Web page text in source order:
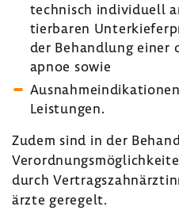
tech­nisch indi­vi­duell
tier­baren
der Behand­lung
apnoe sowie
Leis­tungen.
Zudem sind in der
durch
ärzte gere­gelt.